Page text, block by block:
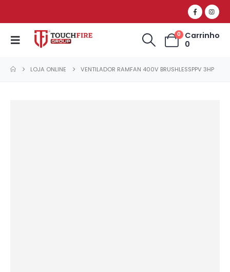
0
Carrinho
0
LOJA ONLINE VENTILADOR RAMFAN 400V BRUSHLESSPPV 3HP